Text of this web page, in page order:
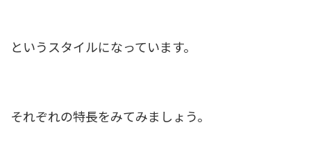
というスタイルになっています。
それぞれの特長をみてみましょう。